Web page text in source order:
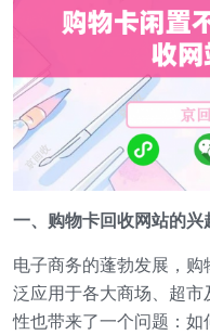
一、购物卡回收网站的兴
电子商务的蓬勃发展，
泛应用于各大商场、超
性也带来了一个问题：